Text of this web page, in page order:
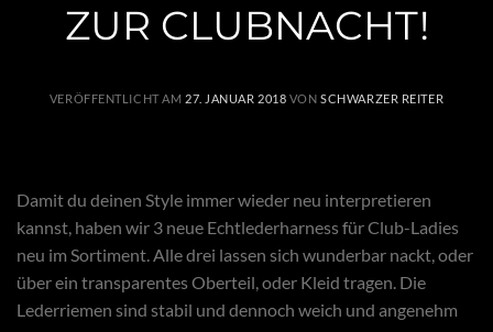
ZUR CLUBNACHT!
VERÖFFENTLICHT AM 27. JANUAR 2018 VONSCHWARZER REITER
Damit du deinen Style immer wieder neu interpretieren
kannst, haben wir 3 neue Echtlederharness für Club-Ladies
neu im Sortiment. Alle drei lassen sich wunderbar nackt, oder
über ein transparentes Oberteil, oder Kleid tragen. Die
Lederriemen sind stabil und dennoch weich und angenehm